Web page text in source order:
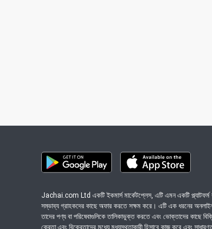
Jachai.com Ltd একটি ইকমার্স মার্কেটপ্লেস, এটি এমন একটি প্ল্যাটফর্ম
সম্ভাব্য গ্রাহকদের কাছে অফার করতে সক্ষম করে। এটি এক ধরনের অনলাইন
তাদের পণ্য বা পরিষেবাগুলিকে তালিকাভুক্ত করতে এবং ভোক্তাদের
ক্রেতা এবং বিক্রেতাদের মধ্যে মধ্যস্থতাকারী হিসাবে কাজ করে এবং